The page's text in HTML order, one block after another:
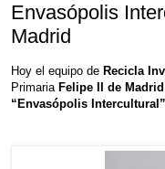
Envasópolis
Madrid
Hoy el equipo de Recicla
Primaria Felipe II de Madrid
“Envasópolis Intercultural”